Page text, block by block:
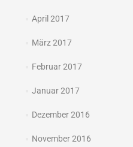
April 2017
März 2017
Februar 2017
Januar 2017
Dezember 2016
November 2016